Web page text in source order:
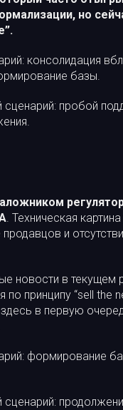
но
консолидация
базы.
сценарий: пробой
. Техническая
и
новости в текущем
по принципу “sell the
в первую
формирование
сценарий: